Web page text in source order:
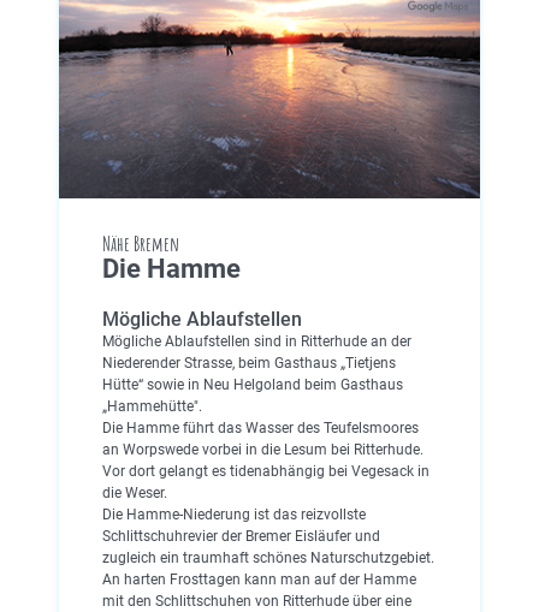
Nähe Bremen
Die Hamme
Mögliche Ablaufstellen
Mögliche Ablaufstellen sind in Ritterhude an der
Niederender Strasse, beim Gasthaus „Tietjens
Hütte“ sowie in Neu Helgoland beim Gasthaus
„Hammehütte".
Die Hamme führt das Wasser des Teufelsmoores
an Worpswede vorbei in die Lesum bei Ritterhude.
Vor dort gelangt es tidenabhängig bei Vegesack in
die Weser.
Die Hamme-Niederung ist das reizvollste
Schlittschuhrevier der Bremer Eisläufer und
zugleich ein traumhaft schönes Naturschutzgebiet.
An harten Frosttagen kann man auf der Hamme
mit den Schlittschuhen von Ritterhude über eine